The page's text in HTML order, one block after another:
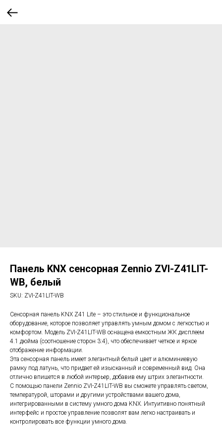
Панель KNX сенсорная Zennio ZVI-Z41LIT-
WB, белый
SKU: ZVI-Z41LIT-WB
Сенсорная панель KNX Z41 Lite – это стильное и функциональное
оборудование, которое позволяет управлять умным домом с легкостью и
комфортом. Модель ZVI-Z41LIT-WB оснащена емкостным ЖК дисплеем
4.1 дюйма (соотношение сторон 3:4), что обеспечивает четкое и яркое
отображение информации.
Эта сенсорная панель имеет элегантный белый цвет и алюминиевую
рамку под латунь, что придает ей изысканный и современный вид. Она
отлично впишется в любой интерьер, добавив ему штрих элегантности.
С помощью панели Zennio ZVI-Z41LIT-WB вы сможете управлять светом,
температурой, шторами и другими устройствами вашего дома,
интегрированными в систему умного дома KNX. Интуитивно понятный
интерфейс и простое управление позволят вам легко настраивать и
контролировать все функции умного дома.